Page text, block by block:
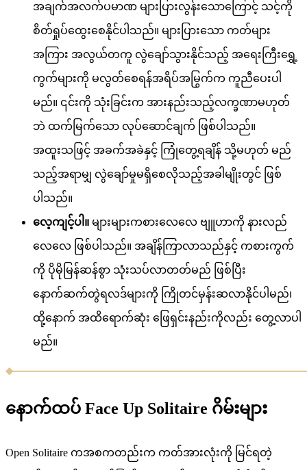
အချက်အလက်ပမာဏ များပြားလွန်းသောကြောင့် သင့်ကို
စိတ်ရှုပ်ထွေးစေနိုင်ပါသည်။ များပြားသော ကတ်များ
အကြား အလွယ်တကူ လွဲချော်သွားနိုင်သည့် အရေးကြီးရွှေ့
ကွက်များကို မလွတ်စေရန်အရိပ်အမြွက်က ကူညီပေးပါ
မည်။ ၎င်းကို သုံးခြင်းက အားနည်းသည့်လက္ခဏာမဟုတ်
ဘဲ ထက်မြက်သော လုပ်ဆောင်ချက် ဖြစ်ပါသည်။
အထူးသဖြင့် အခက်အခဲနှင့် ကြုံတွေ့ရချိန် သို့မဟုတ် မည်
သည့်အရာမျှ လွဲချော်မှုမရှိစေလိုသည့်အခါမျိုးတွင် ဖြစ်
ပါသည်။
လေ့ကျင့်ပါ။ များများကစားလေလေ ဗျူဟာကို နားလည်
လေလေ ဖြစ်ပါသည်။ အချိန်ကြာလာသည်နှင့် ကစားကွက်
ကို ပိုမိုမြန်ဆန်စွာ သုံးသပ်လာတတ်မည် ဖြစ်ပြီး
နောက်ဆက်တွဲရလဒ်များကို ကြိုတင်မှန်းဆလာနိုင်ပါမည်၊
ထို့နောက် အထိရောက်ဆုံး ဖြေရှင်းနည်းကိုလည်း တွေ့လာပါ
မည်။
နောက်ထပ် Face Up Solitaire ဂိမ်းများ
Open Solitaire ကအစကတည်းက ကတ်အားလုံးကို မြင်ရတဲ့